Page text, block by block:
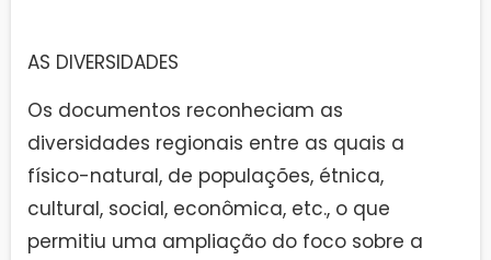
AS DIVERSIDADES
Os documentos reconheciam as
diversidades regionais entre as quais a
físico-natural, de populações, étnica,
cultural, social, econômica, etc., o que
permitiu uma ampliação do foco sobre a